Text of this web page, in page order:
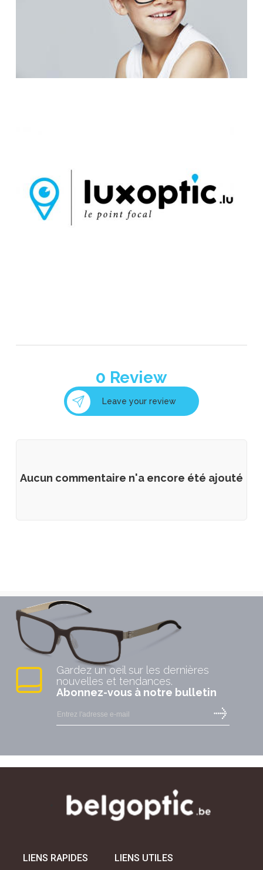
0 Review
Leave your review
Aucun commentaire n'a encore été ajouté
Gardez un oeil sur les dernières
nouvelles et tendances.
Abonnez-vous à notre bulletin
LIENS RAPIDES LIENS UTILES